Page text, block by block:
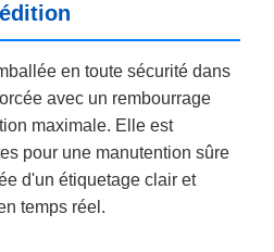
en toute sécurité dans
avec un rembourrage
maximale. Elle est
pour une manutention sûre
d'un étiquetage clair et
temps réel.